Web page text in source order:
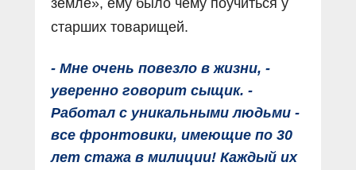
старших товарищей.
- Мне очень повезло в жизни, -
уверенно говорит сыщик. -
Работал с уникальными людьми -
все фронтовики, имеющие по 30
лет стажа в милиции! Каждый их